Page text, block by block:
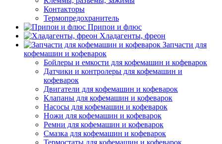
Контакторы
Термопредохранитель
Припои и флюс
Хладагенты, фреон
Запчасти для
кофемашин и кофеварок
Бойлеры и емкости для кофемашин и кофеварок
Датчики и контролеры для кофемашин и
кофеварок
Двигатели для кофемашин и кофеварок
Клапаны для кофемашин и кофеварок
Насосы для кофемашин и кофеварок
Ножи для кофемашин и кофеварок
Ремни для кофемашин и кофеварок
Смазка для кофемашин и кофеварок
Термостаты для кофемашин и кофеварок